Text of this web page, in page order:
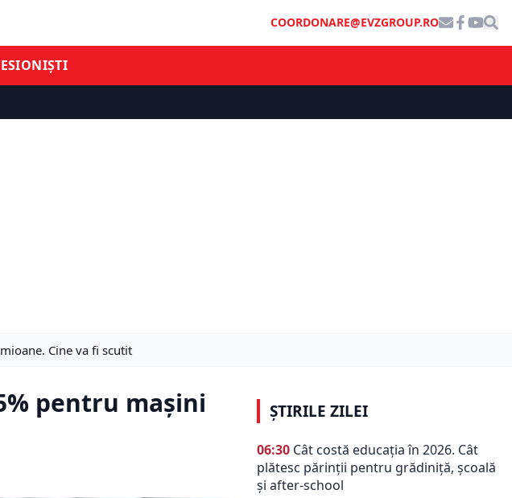
COORDONARE@EVZGROUP.RO
Cine va fi scutit
pentru mașini
ȘTIRILE ZILEI
06:30 Cât costă educația în 2026. Cât
plătesc părinții pentru grădiniță, școală
și after-school